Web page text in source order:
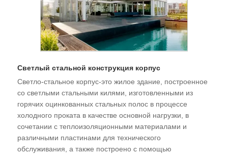
Светлый стальной конструкция корпус
Светло-стальное корпус-это жилое здание, построенное
со светлыми стальными килями, изготовленными из
горячих оцинкованных стальных полос в процессе
холодного проката в качестве основной нагрузки, в
сочетании с теплоизоляционными материалами и
различными пластинами для технического
обслуживания, а также построено с помощью